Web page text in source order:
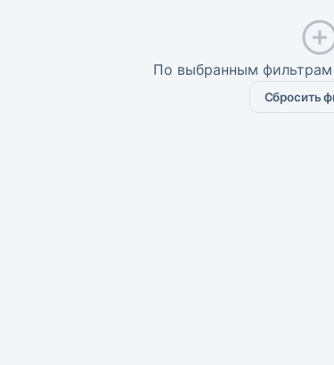
По выбранным
Сбросить